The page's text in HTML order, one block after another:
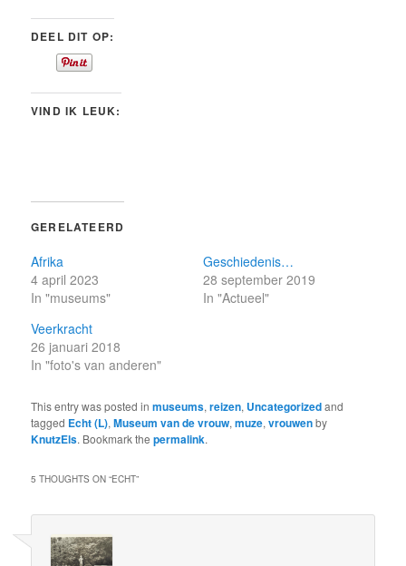
DEEL DIT OP:
VIND IK LEUK:
GERELATEERD
Afrika
4 april 2023
In "museums"
Geschiedenis…
28 september 2019
In "Actueel"
Veerkracht
26 januari 2018
In "foto's van anderen"
This entry was posted inmuseums,reizen, Uncategorizedand
tagged Echt (L),Museum van de vrouw,muze,vrouwenby
KnutzEls. Bookmark thepermalink.
5 THOUGHTS ON “ECHT”